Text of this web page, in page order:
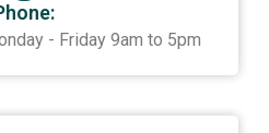
- Friday 9am to 5pm